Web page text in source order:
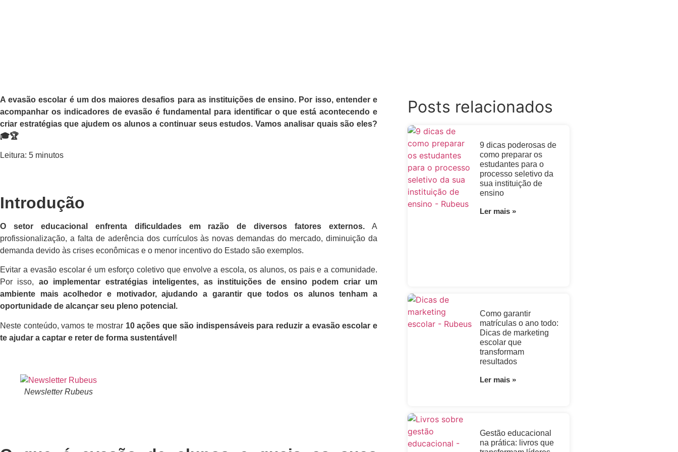
A evasão escolar é um dos maiores desafios para as instituições de ensino. Por isso, entender e
acompanhar os indicadores de evasão é fundamental para identificar o que está acontecendo e
criar estratégias que ajudem os alunos a continuar seus estudos. Vamos analisar quais são eles?
🎓🏆
Leitura: 5 minutos
Introdução
O setor educacional enfrenta dificuldades em razão de diversos fatores externos. A
profissionalização, a falta de aderência dos currículos às novas demandas do mercado, diminuição da
demanda devido às crises econômicas e o menor incentivo do Estado são exemplos.
Evitar a evasão escolar é um esforço coletivo que envolve a escola, os alunos, os pais e a comunidade.
Por isso, ao implementar estratégias inteligentes, as instituições de ensino podem criar um
ambiente mais acolhedor e motivador, ajudando a garantir que todos os alunos tenham a
oportunidade de alcançar seu pleno potencial.
Neste conteúdo, vamos te mostrar10 ações que são indispensáveis para reduzir a evasão escolar e
te ajudar a captar e reter de forma sustentável!
Newsletter Rubeus
Posts relacionados
9 dicas poderosas de
como preparar os
estudantes para o
processo seletivo da
sua instituição de
ensino
Ler mais »
Como garantir
matrículas o ano todo:
Dicas de marketing
escolar que
transformam
resultados
Ler mais »
Gestão educacional
na prática: livros que